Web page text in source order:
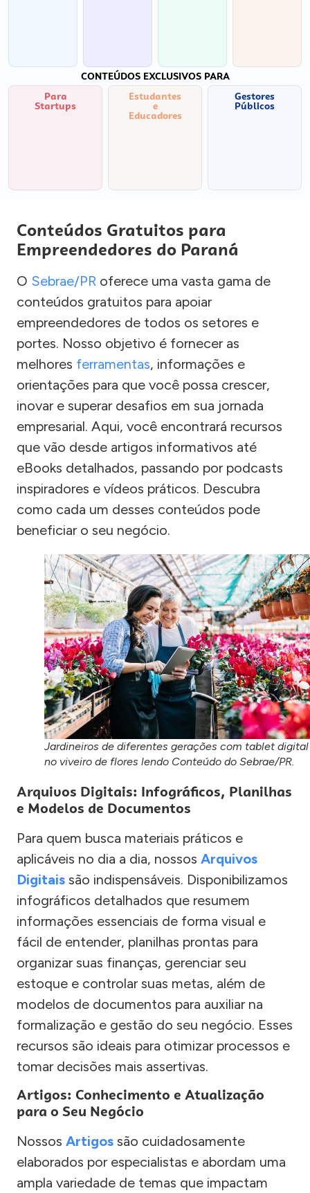
CONTEÚDOS EXCLUSIVOS PARA
Para
Startups
Estudantes
e
Educadores
Gestores
Públicos
Conteúdos Gratuitos para
Empreendedores do Paraná
O Sebrae/PR oferece uma vasta gama de
conteúdos gratuitos para apoiar
empreendedores de todos os setores e
portes. Nosso objetivo é fornecer as
melhores ferramentas, informações e
orientações para que você possa crescer,
inovar e superar desafios em sua jornada
empresarial. Aqui, você encontrará recursos
que vão desde artigos informativos até
eBooks detalhados, passando por podcasts
inspiradores e vídeos práticos. Descubra
como cada um desses conteúdos pode
beneficiar o seu negócio.
Jardineiros de diferentes gerações com tablet digital
no viveiro de flores lendo Conteúdo do Sebrae/PR.
Arquivos Digitais: Infográficos, Planilhas
e Modelos de Documentos
Para quem busca materiais práticos e
aplicáveis no dia a dia, nossos Arquivos
Digitais são indispensáveis. Disponibilizamos
infográficos detalhados que resumem
informações essenciais de forma visual e
fácil de entender, planilhas prontas para
organizar suas finanças, gerenciar seu
estoque e controlar suas metas, além de
modelos de documentos para auxiliar na
formalização e gestão do seu negócio. Esses
recursos são ideais para otimizar processos e
tomar decisões mais assertivas.
Artigos: Conhecimento e Atualização
para o Seu Negócio
Nossos Artigos são cuidadosamente
elaborados por especialistas e abordam uma
ampla variedade de temas que impactam